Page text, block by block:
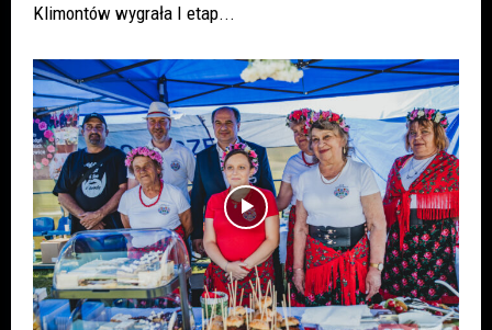
Klimontów wygrała I etap...